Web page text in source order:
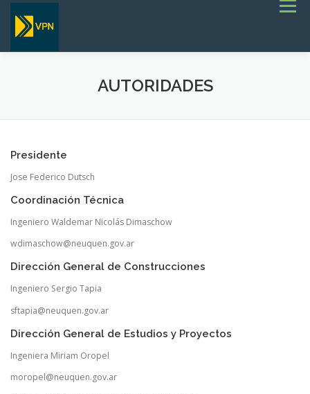
Saltar
contenido
Menú
GALERÍA
AUTORIDADES
Presidente
Jose Federico Dutsch
Coordinación Técnica
Ingeniero Waldemar Nicolás Dimaschow
wdimaschow@neuquen.gov.ar
Dirección General de Construcciones
Ingeniero Sergio Tapia
sftapia@neuquen.gov.ar
Dirección General de Estudios y Proyectos
Ingeniera Miriam Oropel
moropel@neuquen.gov.ar